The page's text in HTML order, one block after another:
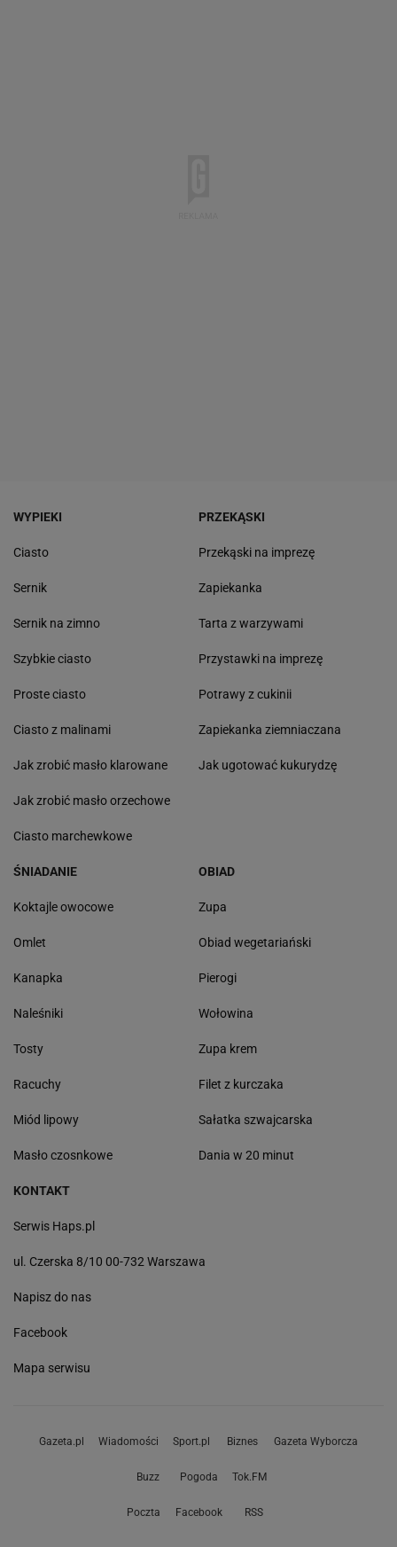
WYPIEKI
Ciasto
Sernik
Sernik na zimno
Szybkie ciasto
Proste ciasto
Ciasto z malinami
Jak zrobić masło klarowane
Jak zrobić masło orzechowe
Ciasto marchewkowe
PRZEKĄSKI
Przekąski na imprezę
Zapiekanka
Tarta z warzywami
Przystawki na imprezę
Potrawy z cukinii
Zapiekanka ziemniaczana
Jak ugotować kukurydzę
ŚNIADANIE
Koktajle owocowe
Omlet
Kanapka
Naleśniki
Tosty
Racuchy
Miód lipowy
Masło czosnkowe
OBIAD
Zupa
Obiad wegetariański
Pierogi
Wołowina
Zupa krem
Filet z kurczaka
Sałatka szwajcarska
Dania w 20 minut
KONTAKT
Serwis Haps.pl
ul. Czerska 8/10 00-732 Warszawa
Napisz do nas
Facebook
Mapa serwisu
Gazeta.pl Wiadomości Sport.pl Biznes Gazeta Wyborcza
Buzz Pogoda Tok.FM
Poczta Facebook RSS